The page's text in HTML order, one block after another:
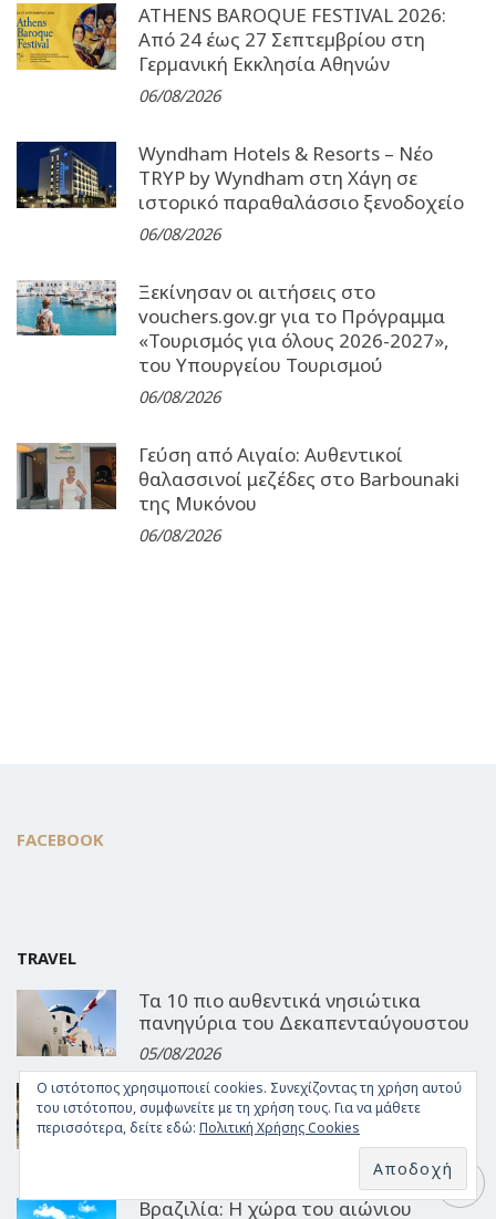
ATHENS BAROQUE FESTIVAL 2026:
Από 24 έως 27 Σεπτεµβρίου στη
Γερµανική Εκκλησία Αθηνών
06/08/2026
Wyndham Hotels & Resorts – Νέο
TRYP by Wyndham στη Χάγη σε
ιστορικό παραθαλάσσιο ξενοδοχείο
06/08/2026
Ξεκίνησαν οι αιτήσεις στο
vouchers.gov.gr για το Πρόγραμμα
«Τουρισμός για όλους 2026-2027»,
του Υπουργείου Τουρισμού
06/08/2026
Γεύση από Αιγαίο: Αυθεντικοί
θαλασσινοί μεζέδες στο Barbounaki
της Μυκόνου
06/08/2026
FACEBOOK
TRAVEL
Τα 10 πιο αυθεντικά νησιώτικα
πανηγύρια του Δεκαπενταύγουστου
05/08/2026
3ήμερες αυγουστιάτικες αποδράσεις:
4 προορισμοί μια ανάσα από Αθήνα
και Θεσσαλονίκη
Βραζιλία: Η χώρα του αιώνιου
Ο ιστότοπος χρησιμοποιεί cookies. Συνεχίζοντας τη χρήση αυτού
του ιστότοπου, συμφωνείτε με τη χρήση τους. Για να μάθετε
περισσότερα, δείτε εδώ: Πολιτική Χρήσης Cookies